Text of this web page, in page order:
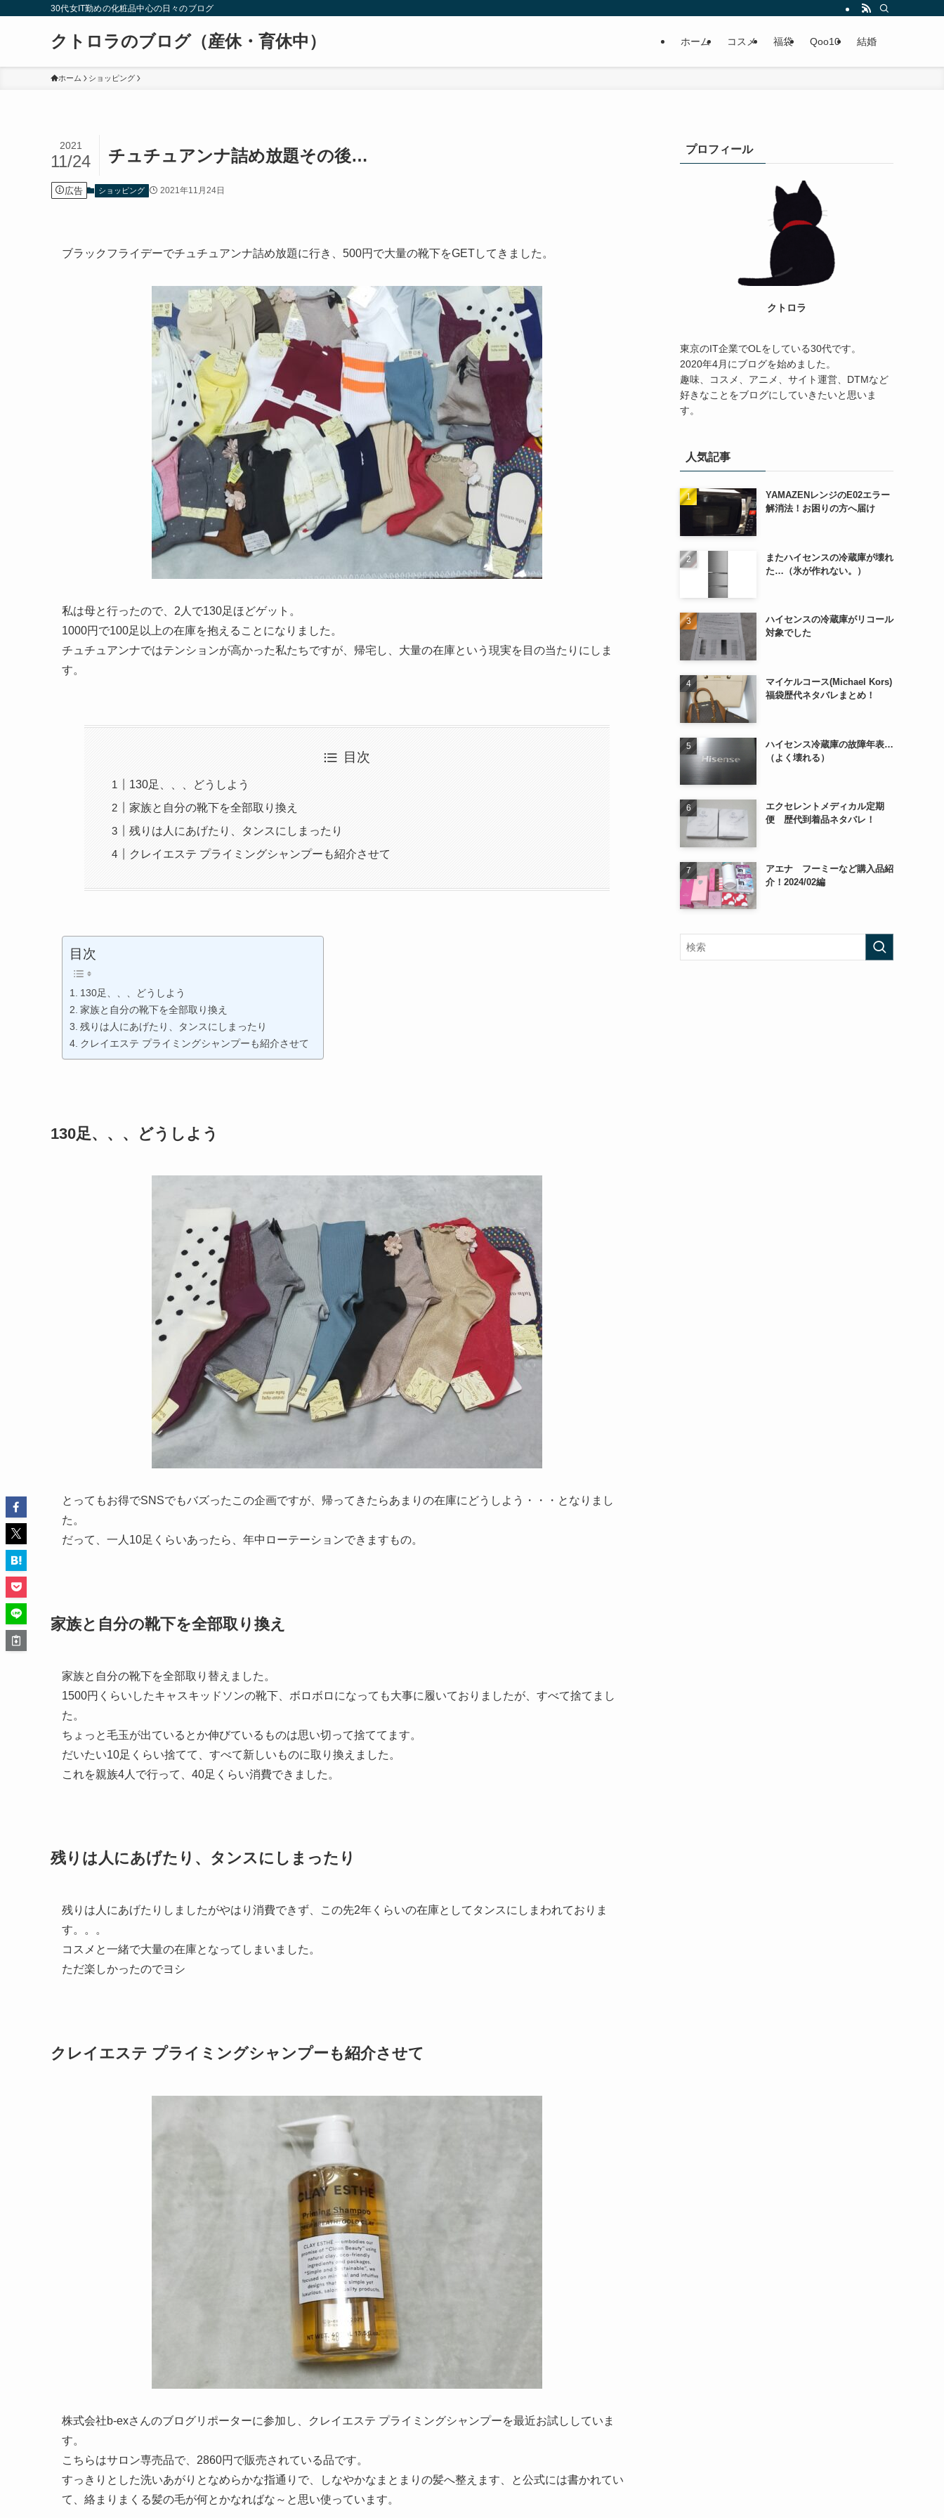
30代女IT勤めの化粧品中心の日々のブログ
クトロラのブログ（産休・育休中） ホーム コスメ 福袋 Qoo10 結婚
ホーム ショッピング
チュチュアンナ詰め放題その後…
2021
11/24
広告 ショッピング 2021年11月24日
ブラックフライデーでチュチュアンナ詰め放題に行き、500円で大量の靴下をGETしてきました。
私は母と行ったので、2人で130足ほどゲット。
1000円で100足以上の在庫を抱えることになりました。
チュチュアンナではテンションが高かった私たちですが、帰宅し、大量の在庫という現実を目の当たりにしま
す。
目次
130足、、、どうしよう
家族と自分の靴下を全部取り換え
残りは人にあげたり、タンスにしまったり
クレイエステ プライミングシャンプーも紹介させて
目次
130足、、、どうしよう
家族と自分の靴下を全部取り換え
残りは人にあげたり、タンスにしまったり
クレイエステ プライミングシャンプーも紹介させて
130足、、、どうしよう
とってもお得でSNSでもバズったこの企画ですが、帰ってきたらあまりの在庫にどうしよう・・・となりまし
た。
だって、一人10足くらいあったら、年中ローテーションできますもの。
家族と自分の靴下を全部取り換え
家族と自分の靴下を全部取り替えました。
1500円くらいしたキャスキッドソンの靴下、ボロボロになっても大事に履いておりましたが、すべて捨てまし
た。
ちょっと毛玉が出ているとか伸びているものは思い切って捨ててます。
だいたい10足くらい捨てて、すべて新しいものに取り換えました。
これを親族4人で行って、40足くらい消費できました。
残りは人にあげたり、タンスにしまったり
残りは人にあげたりしましたがやはり消費できず、この先2年くらいの在庫としてタンスにしまわれておりま
す。。。
コスメと一緒で大量の在庫となってしまいました。
ただ楽しかったのでヨシ
クレイエステ プライミングシャンプーも紹介させて
株式会社b-exさんのブログリポーターに参加し、クレイエステ プライミングシャンプーを最近お試ししていま
す。
こちらはサロン専売品で、2860円で販売されている品です。
すっきりとした洗いあがりとなめらかな指通りで、しなやかなまとまりの髪へ整えます、と公式には書かれてい
て、絡まりまくる髪の毛が何とかなればな～と思い使っています。
プロフィール
クトロラ
東京のIT企業でOLをしている30代です。
2020年4月にブログを始めました。
趣味、コスメ、アニメ、サイト運営、DTMなど
好きなことをブログにしていきたいと思いま
す。
人気記事
YAMAZENレンジのE02エラー
解消法！お困りの方へ届け
またハイセンスの冷蔵庫が壊れ
た…（氷が作れない。）
ハイセンスの冷蔵庫がリコール
対象でした
マイケルコース(Michael Kors)
福袋歴代ネタバレまとめ！
ハイセンス冷蔵庫の故障年表…
（よく壊れる）
エクセレントメディカル定期
便 歴代到着品ネタバレ！
アエナ フーミーなど購入品紹
介！2024/02編